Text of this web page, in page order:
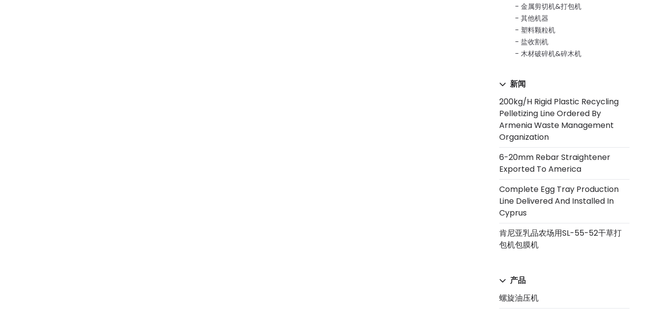
金属剪切机&打包机
其他机器
塑料颗粒机
盐收割机
木材破碎机&碎木机
新闻
200kg/h Rigid Plastic Recycling
Pelletizing Line Ordered By
Armenia Waste Management
Organization
6-20mm Rebar Straightener
Exported To America
Complete Egg Tray Production
Line Delivered And Installed In
Cyprus
肯尼亚乳品农场用SL-55-52干草打
包机包膜机
产品
螺旋油压机